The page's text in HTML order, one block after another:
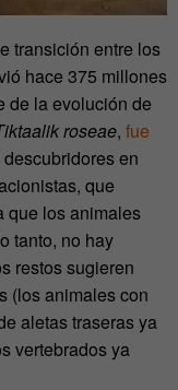
transición entre los
hace 375 millones
de la evolución de
roseae, fue
descubridores en
que
que los animales
tanto, no hay
restos sugieren
(los animales con
aletas traseras ya
vertebrados ya